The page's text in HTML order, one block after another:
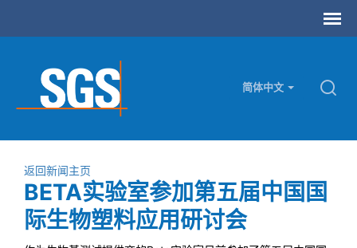
简体中文
返回新闻主页
BETA实验室参加第五届中国国
际生物塑料应用研讨会